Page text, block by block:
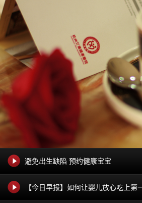
避免出生缺陷 预约健康宝宝
【今日早报】如何让婴儿放心吃上第